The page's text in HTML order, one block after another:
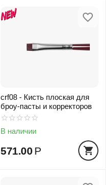
crf08 - Кисть плоская для
броу-пасты и корректоров
В наличии
571.00 Р